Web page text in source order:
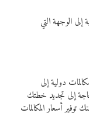
إلى الوجهة التي
دولية إلى
إلى تجديد خطتك
أسعار المكالمات